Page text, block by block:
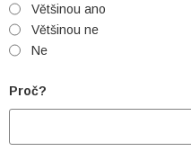
Většinou ano
Většinou ne
Ne
Proč?